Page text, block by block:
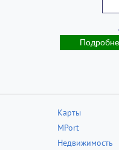
Карты
MPort
Недвижимость